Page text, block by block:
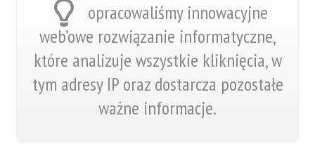
opracowaliśmy innowacyjne
web’owe rozwiązanie informatyczne,
które analizuje wszystkie kliknięcia, w
tym adresy IP oraz dostarcza pozostałe
ważne informacje.